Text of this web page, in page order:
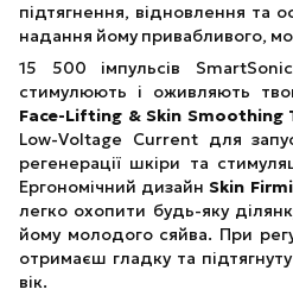
підтягнення, відновлення та
надання йому привабливого,
15 500 імпульсів
стимулюють і оживляють
Face-Lifting & Skin Smoothing
Low-Voltage Current для
регенерації шкіри та
Ергономічний дизайнSkin
легко охопити будь-яку
йому молодого сяйва. При
отримаєш гладку та
вік.